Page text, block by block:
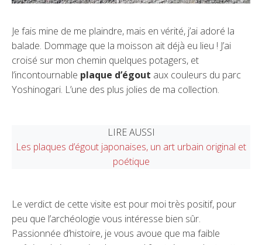
Je fais mine de me plaindre, mais en vérité, j’ai adoré la
balade. Dommage que la moisson ait déjà eu lieu ! J’ai
croisé sur mon chemin quelques potagers, et
l’incontournable plaque d’égout aux couleurs du parc
Yoshinogari. L’une des plus jolies de ma collection.
LIRE AUSSI
Les plaques d’égout japonaises, un art urbain original et
poétique
Le verdict de cette visite est pour moi très positif, pour
peu que l’archéologie vous intéresse bien sûr.
Passionnée d’histoire, je vous avoue que ma faible